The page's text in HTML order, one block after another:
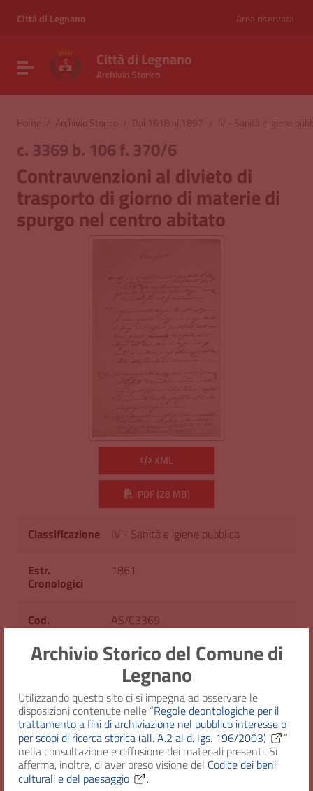
Archivio Storico del Comune di
Legnano
Utilizzando questo sito ci si impegna ad osservare le
disposizioni contenute nelle “Regole deontologiche per il
trattamento a fini di archiviazione nel pubblico interesse o
per scopi di ricerca storica (all. A.2 al d. lgs. 196/2003)
”
nella consultazione e diffusione dei materiali presenti. Si
afferma, inoltre, di aver preso visione del Codice dei beni
culturali e del paesaggio
.
Vai al menu di navigazione
Città di Legnano Area riservata
Attiva / disattiva la navigazione
Città di Legnano
Archivio Storico
Home / Archivio Storico / Dal 1618 al 1897 / IV - Sanità e igiene
c. 3369 b. 106 f. 370/6
Contravvenzioni al divieto di
trasporto di giorno di materie di
spurgo nel centro abitato
XML
PDF (28 MB)
Classificazione IV - Sanità e igiene pubblica
Estr.
Cronologici
1861
Cod.
Identificativo
AS/C3369
Descrizione precedente: "Carteggio
relativo a contravvenzioni alle norme
per la tutela dell'igiene pubblica".
Consistenza 1 fascicolo
Diritto
d'accesso
Uso pubblico